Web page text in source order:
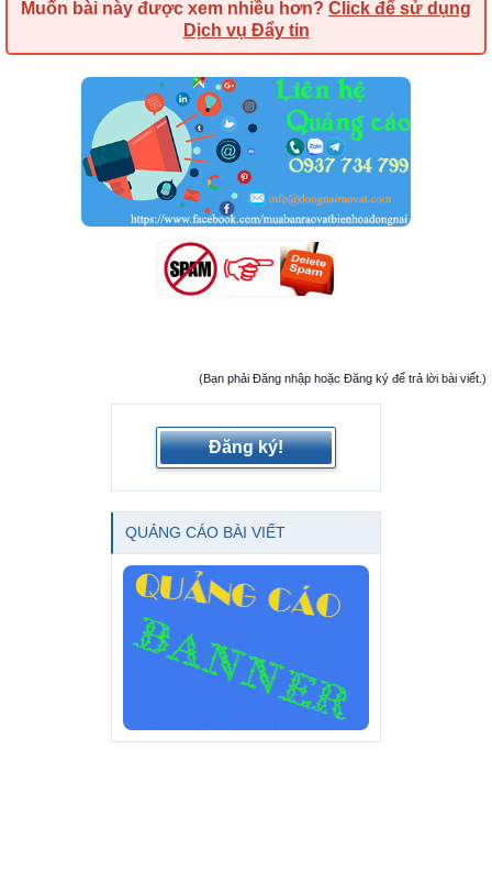
Muốn bài này được xem nhiều hơn? Click để sử dụng
Dịch vụ Đẩy tin
(Bạn phải Đăng nhập hoặc Đăng ký để trả lời bài viết.)
Đăng ký!
QUẢNG CÁO BÀI VIẾT